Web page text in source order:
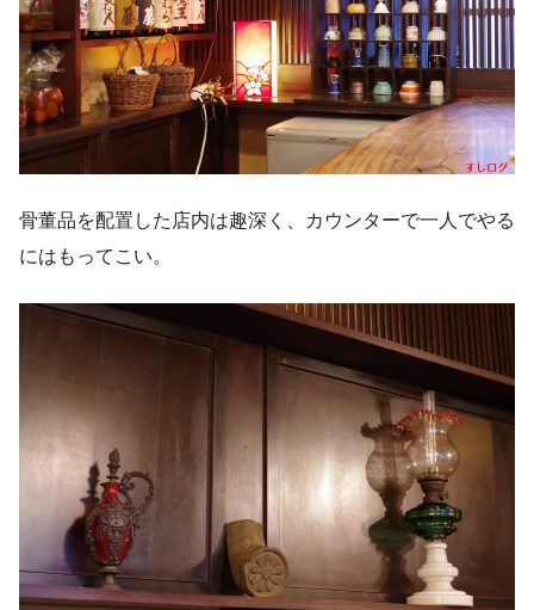
骨董品を配置した店内は趣深く、カウンターで一人でやる
にはもってこい。